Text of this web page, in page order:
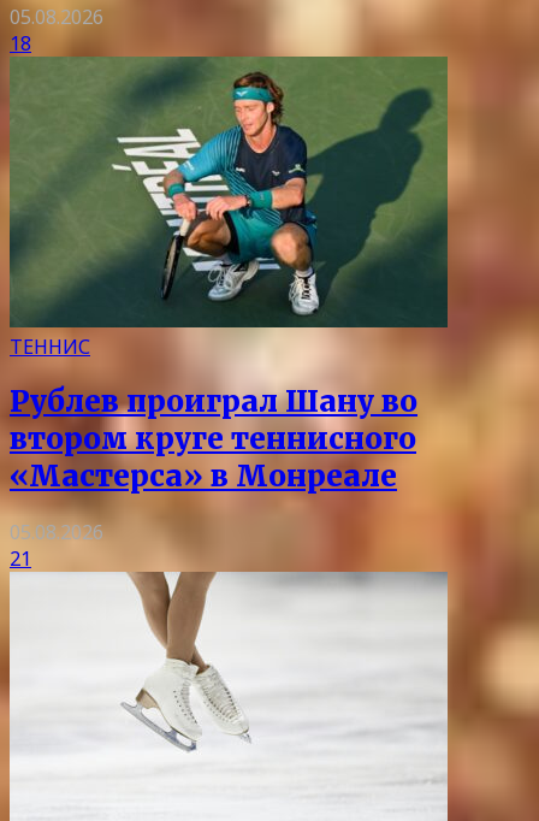
05.08.2026
18
ТЕННИС
Рублев проиграл Шану во
втором круге теннисного
«Мастерса» в Монреале
05.08.2026
21